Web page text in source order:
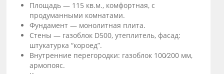
Площадь — 115 кв.м., комфортная, с
продуманными комнатами.
Фундамент — монолитная плита.
Стены — газоблок D500, утеплитель, фасад:
штукатурка “короед”.
Внутренние перегородки: газоблок 100⁄200 мм,
армопояс.